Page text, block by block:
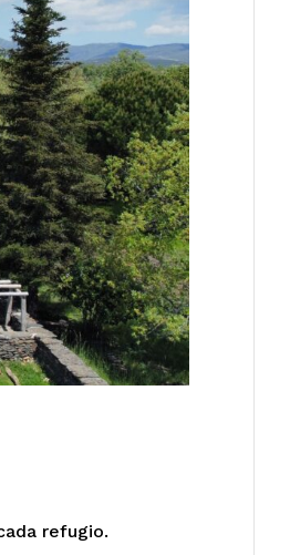
refugio.